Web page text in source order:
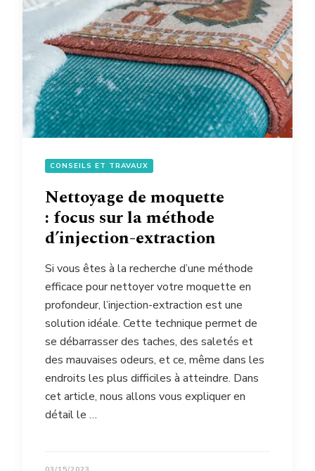
CONSEILS ET TRAVAUX
Nettoyage de moquette
: focus sur la méthode
d’injection-extraction
Si vous êtes à la recherche d’une méthode
efficace pour nettoyer votre moquette en
profondeur, l’injection-extraction est une
solution idéale. Cette technique permet de
se débarrasser des taches, des saletés et
des mauvaises odeurs, et ce, même dans les
endroits les plus difficiles à atteindre. Dans
cet article, nous allons vous expliquer en
détail le …